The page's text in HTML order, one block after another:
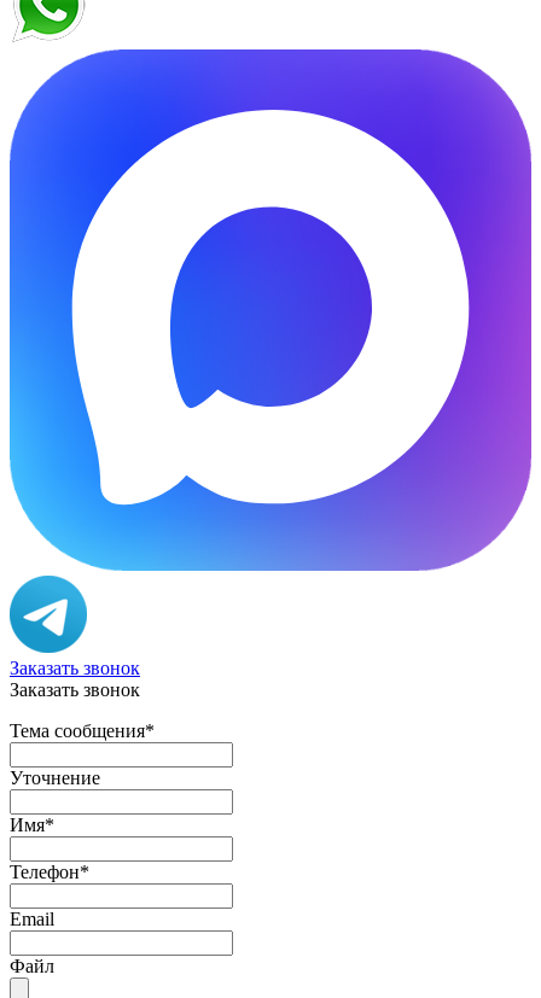
Заказать звонок
Заказать звонок
Тема сообщения*
Уточнение
Имя*
Телефон*
Email
Файл